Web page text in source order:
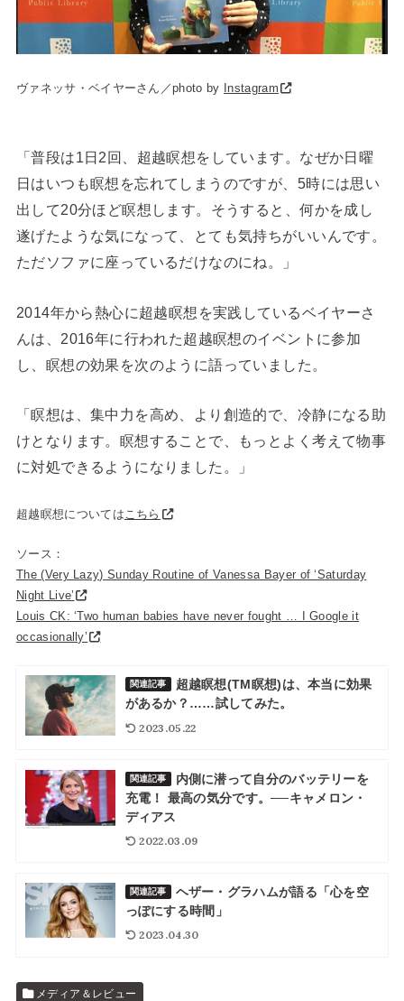
ヴァネッサ・ベイヤーさん／photo by Instagram
「普段は1日2回、超越瞑想をしています。なぜか日曜
日はいつも瞑想を忘れてしまうのですが、5時には思い
出して20分ほど瞑想します。そうすると、何かを成し
遂げたような気になって、とても気持ちがいいんです。
ただソファに座っているだけなのにね。」
2014年から熱心に超越瞑想を実践しているベイヤーさ
んは、2016年に行われた超越瞑想のイベントに参加
し、瞑想の効果を次のように語っていました。
「瞑想は、集中力を高め、より創造的で、冷静になる助
けとなります。瞑想することで、もっとよく考えて物事
に対処できるようになりました。」
超越瞑想についてはこちら
ソース：
The (Very Lazy) Sunday Routine of Vanessa Bayer of ‘Saturday
Night Live’
Louis CK: ‘Two human babies have never fought … I Google it
occasionally’
関連記事
超越瞑想(TM瞑想)は、本当に効果
があるか？……試してみた。
2023.05.22
関連記事
内側に潜って自分のバッテリーを
充電！ 最高の気分です。──キャメロン・
ディアス
2022.03.09
関連記事
ヘザー・グラハムが語る「心を空
っぽにする時間」
2023.04.30
メディア＆レビュー